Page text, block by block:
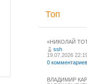
Топ
«НИКОЛАЙ
ssh
19.07.2026
0 комментариев
ВЛАДИМИР